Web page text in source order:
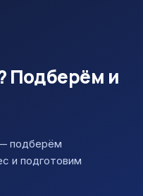
Подберём и
подберём
и подготовим